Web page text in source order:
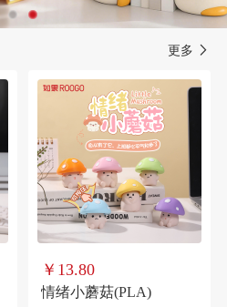
更多
￥13.80
情绪小蘑菇(PLA)